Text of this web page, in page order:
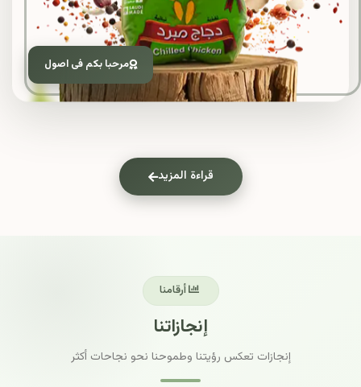
مرحبا بكم فى اصول
قراءة المزيد
أرقامنا
إنجازاتنا
إنجازات تعكس رؤيتنا وطموحنا نحو نجاحات أكثر